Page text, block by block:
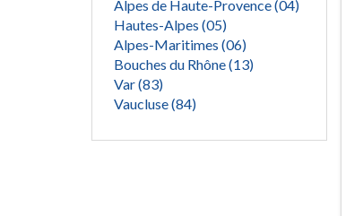
Alpes de Haute-Provence (04)
Hautes-Alpes (05)
Alpes-Maritimes (06)
Bouches du Rhône (13)
Var (83)
Vaucluse (84)